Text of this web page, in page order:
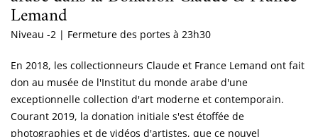
Lemand
Niveau -2 | Fermeture des portes à 23h30
En 2018, les collectionneurs Claude et France Lemand ont fait
don au musée de l'Institut du monde arabe d'une
exceptionnelle collection d'art moderne et contemporain.
Courant 2019, la donation initiale s'est étoffée de
photographies et de vidéos d'artistes, que ce nouvel